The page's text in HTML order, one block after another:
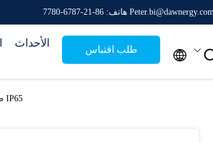
هاتف: 86-21-6787-7780
الأحداث
طلب اقتباس 
IP65 صندوق توزيع الألياف الضوئية -40C 85C لتطبيقات الشبكة متعددة الاستخدامات